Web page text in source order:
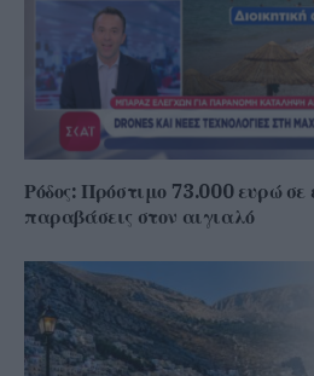
Ρόδος: Πρόστιμο 73.000 ευρώ σε
παραβάσεις στον αιγιαλό